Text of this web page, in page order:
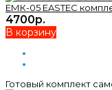
ЕМК-05 EASTEC
4700р.
В корзину
Готовый комплект